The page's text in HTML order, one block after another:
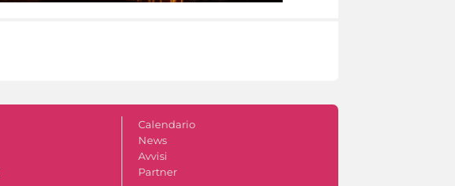
Calendario
News
Avvisi
Partner